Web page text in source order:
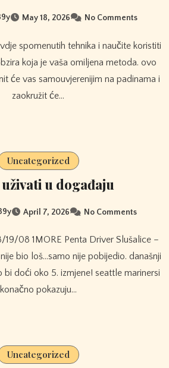
May 18, 2026 No Comments
koja je vaša omiljena metoda. ovo
će vas samouvjerenijim na padinama i
zaokružit će…
Uncategorized
​​u događaju
April 7, 2026 No Comments
bio loš…samo nije pobijedio. današnji
bi doći oko 5. izmjene! seattle marinersi
konačno pokazuju…
Uncategorized